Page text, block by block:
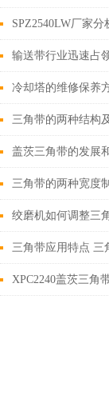
维护
SPZ2540LW厂家
构特点
输送带行业迅速占
冷却塔的维修保养
三角带的两种结构
盖茨三角带的发展
三角带的两种宽度制
绞磨机如何调整三
三角带应用特点 三
带基准长度
XPC2240盖茨三角